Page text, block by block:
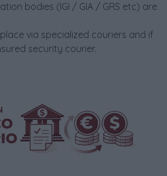
bodies (IGI / GIA / GRS etc) are
via specialized couriers and if
security courier.